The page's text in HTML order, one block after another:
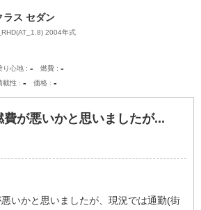
ラス セダン
2004年式
り心地 - 燃費 -
載性 - 価格 -
が悪いかと思いましたが...
いかと思いましたが、現況では通勤(街